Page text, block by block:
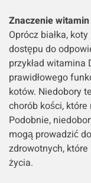
Znaczenie
Oprócz białka,
dostępu do
przykład witamina
prawidłowego
kotów. Niedobory
chorób kości,
Podobnie,
mogą prowadzić
zdrowotnych, które
życia.